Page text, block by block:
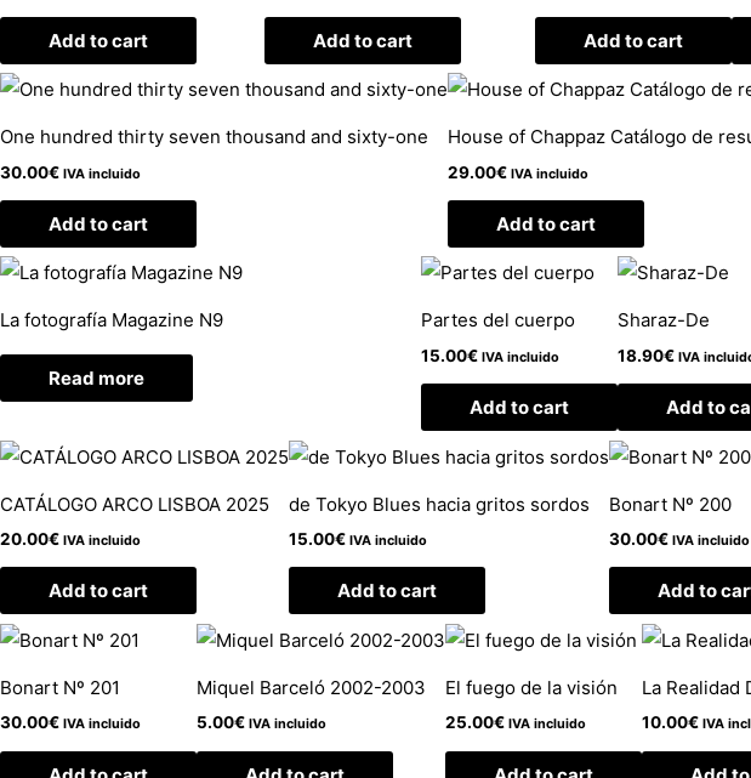
Add to cart Add to cart Add to cart
One hundred thirty seven thousand and sixty-one
30.00€ IVA incluido
Add to cart
House of Chappaz Catálogo de
29.00€ IVA incluido
Add to cart
La fotografía Magazine N9
Read more
Partes del cuerpo
15.00€ IVA incluido
Add to cart
Sharaz-De
18.90€ IVA
Add to
CATÁLOGO ARCO LISBOA 2025
20.00€ IVA incluido
Add to cart
de Tokyo Blues hacia gritos sordos
15.00€ IVA incluido
Add to cart
Bonart Nº 200
30.00€ IVA incluido
Add to
Bonart Nº 201
30.00€ IVA incluido
Miquel Barceló 2002-2003
5.00€ IVA incluido
El fuego de la visión
25.00€ IVA incluido
La Realidad
10.00€ IVA